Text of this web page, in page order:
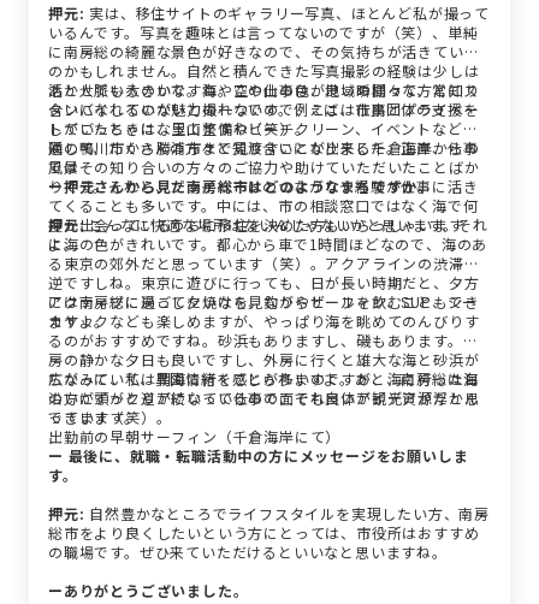
押元: 実は、移住サイトのギャラリー写真、ほとんど私が撮って
いるんです。写真を趣味とは言ってないのですが（笑）、単純
に南房総の綺麗な景色が好きなので、その気持ちが活きている
のかもしれません。自然と積んできた写真撮影の経験は少しは
活かせているのかな。海や空や山の色が良い瞬間って、常にス
タンバイしていないと撮れないので、ここは仕事とプライベー
トがごっちゃになってますね（笑）。
あと人脈も大きいですね。この仕事は、地域の様々な方と知り
合いになれるのが魅力の一つです。例えば、市民団体の支援を
していたときは、里山整備やビーチクリーン、イベントなどを
通して、たくさんの方々と知り合いになりました。正直、仕事
ではその知り合いの方々のご協力や助けていただいたことばか
りです。それと、プライベートのつながりや経験が仕事に活き
てくることも多いです。中には、市の相談窓口ではなく海で何
度か出会っているうちに移住を決めた方もいらっしゃいます
よ。
隣の鴨川市から勝浦市まで見渡すことが出来る千倉海岸からの
風景
ー押元さんから見た南房総市はどのようなまちですか。
押元:こんなに快適な場所はないんじゃないかと思います。それ
に海の色がきれいです。都心から車で1時間ほどなので、海のあ
る東京の郊外だと思っています（笑）。アクアラインの渋滞も
逆ですしね。東京に遊びに行っても、日が長い時期だと、夕方
には南房総に戻って夕焼けを見ながらビールを飲むこともでき
ますよ。
アクティブに過ごしたいなら、釣りやサーフィン、SUP、シー
カヤックなども楽しめますが、やっぱり海を眺めてのんびりす
るのがおすすめですね。砂浜もありますし、磯もあります。内
房の静かな夕日も良いですし、外房に行くと雄大な海と砂浜が
広がっていて、異国情緒を感じられますよ。あと、南房総は海
沿いにずっと道が続いているので、それ自体が観光資源だと思
っています。
ちなみに、私は朝海に行くことが多いのですが、海に行った日
の方が頭がクリアになって仕事の面でも良いアイデアが浮かん
できます（笑）。
出勤前の早朝サーフィン（千倉海岸にて）
ー 最後に、就職・転職活動中の方にメッセージをお願いしま
す。
押元: 自然豊かなところでライフスタイルを実現したい方、南房
総市をより良くしたいという方にとっては、市役所はおすすめ
の職場です。ぜひ来ていただけるといいなと思いますね。
ーありがとうございました。